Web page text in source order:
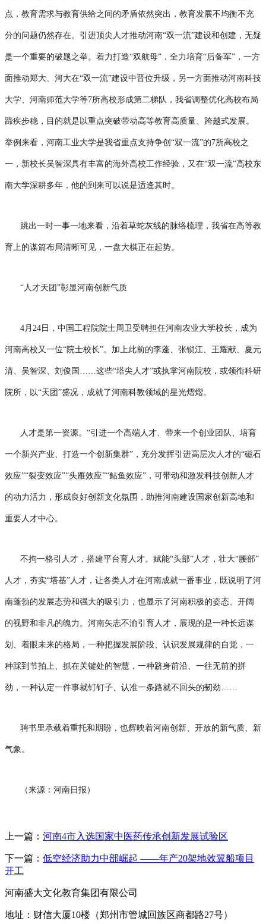
点，教育需求与教育供给之间的矛盾依然突出，教育发展不均衡不充
分的问题仍然存在。引进顶尖人才推动河南“双一流”建设和创建，无疑
是一个重要的破题之举。着力打造“双航母”，全力培育“后备军”，一方
面推动郑大、河大在“双一流”建设中晋位升级，另一方面推动河南科技
大学、河南师范大学等7所高校形成第二梯队，我省调整优化高校布局
蹄疾步稳，目的就是以重点突破带动高等教育高质量、跨越式发展。
举例来看，河南工业大学是我省重点支持争创“双一流”的7所高校之
一，新校长吴智深具有丰富的海外高校工作经验，又在“双一流”高校东
南大学深耕多年，他的到来可以说是适逢其时。
跳出一时一事一地来看，沿着草蛇灰线的脉络梳理，我省在高等教
育上的谋篇布局清晰可见，一盘大棋正在起势。
“人才天团”彰显河南创新气质
4月24日，中国工程院院士周卫受聘担任河南农业大学校长，成为
河南高校又一位“院士校长”。加上此前的李蓬、张锁江、王耀献、夏元
清、吴智深、刘俊国……这些“塔尖人才”或执掌河南院校，或领衔科研
院所，以“天团”盛况，成就了河南科教领域的星光熠熠。
人才是第一资源。“引进一个高端人才、带来一个创业团队、培育
一个新兴产业、打造一个创新集群”，充分发挥引进高层次人才的“磁石
效应”“裂变效应”“头雁效应”“鲇鱼效应”，可带动和激发科技创新人才
的动力活力，形成良好创新文化氛围，助推河南建设国家创新高地和
重要人才中心。
不拘一格引人才，搭建平台育人才。赋能“头部”人才，壮大“腰部”
人才，夯实“塔基”人才，让各类人才在河南成就一番事业，既说明了河
南蓬勃的发展态势和强大的吸引力，也显示了河南积极的姿态、开阔
的视野和非凡的魄力。河南矢志不渝引育人才，展现的是一种长远谋
划、着眼未来的格局，一种把握发展阶段、认识发展规律的自觉，一
种踩到节拍上、抓在关键处的智慧，一种跻身前沿、一往无前的拼
劲，一种认定一件事就钉钉子、认准一条路就不回头的韧劲……
聘书里承载着重托和期盼，也辉映着河南创新、开放的新气质、新
气象。
（来源：河南日报）
上一篇： 河南4市入选国家中医药传承创新发展试验区
下一篇： 低空经济助力中部崛起 ——年产20架地效翼船项目
开工
河南盛大文化教育集团有限公司
地址：财信大厦10楼（郑州市管城回族区商都路27号）